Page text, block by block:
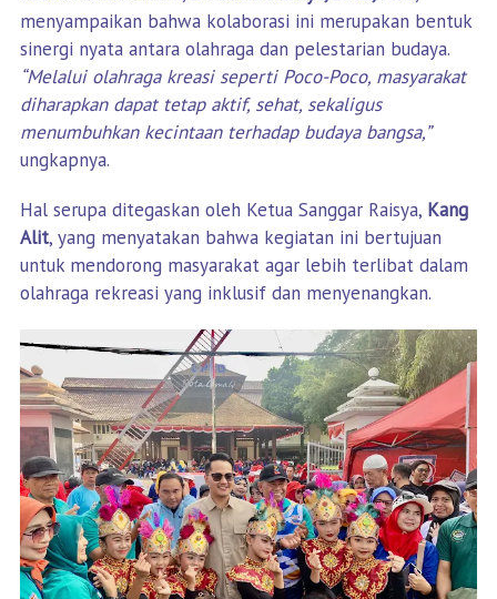
menyampaikan bahwa kolaborasi ini merupakan bentuk
sinergi nyata antara olahraga dan pelestarian budaya.
“Melalui olahraga kreasi seperti Poco-Poco, masyarakat
diharapkan dapat tetap aktif, sehat, sekaligus
menumbuhkan kecintaan terhadap budaya bangsa,”
ungkapnya.
Hal serupa ditegaskan oleh Ketua Sanggar Raisya, Kang
Alit, yang menyatakan bahwa kegiatan ini bertujuan
untuk mendorong masyarakat agar lebih terlibat dalam
olahraga rekreasi yang inklusif dan menyenangkan.